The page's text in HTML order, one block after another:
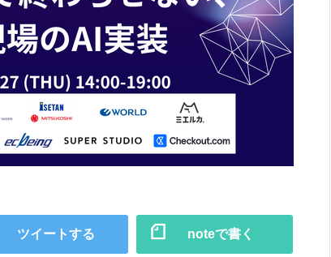
ツイートする noteで書く